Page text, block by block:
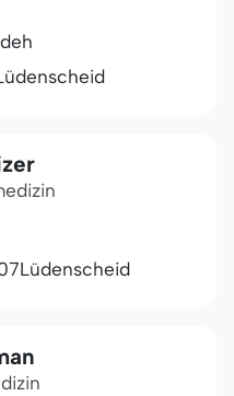
Lüdenscheid